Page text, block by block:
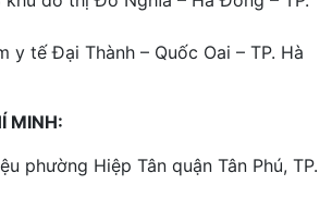
y tế Đại Thành – Quốc Oai – TP. Hà
MINH:
phường Hiệp Tân quận Tân Phú, TP.